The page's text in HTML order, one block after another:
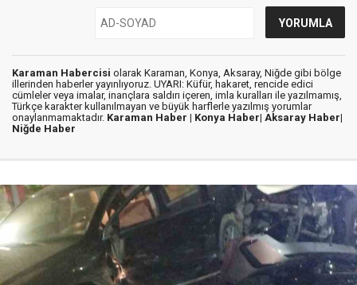
Karaman Habercisi olarak Karaman, Konya, Aksaray, Niğde gibi bölge
illerinden haberler yayınlıyoruz. UYARI: Küfür, hakaret, rencide edici
cümleler veya imalar, inançlara saldırı içeren, imla kuralları ile yazılmamış,
Türkçe karakter kullanılmayan ve büyük harflerle yazılmış yorumlar
onaylanmamaktadır. Karaman Haber | Konya Haber| Aksaray Haber|
Niğde Haber